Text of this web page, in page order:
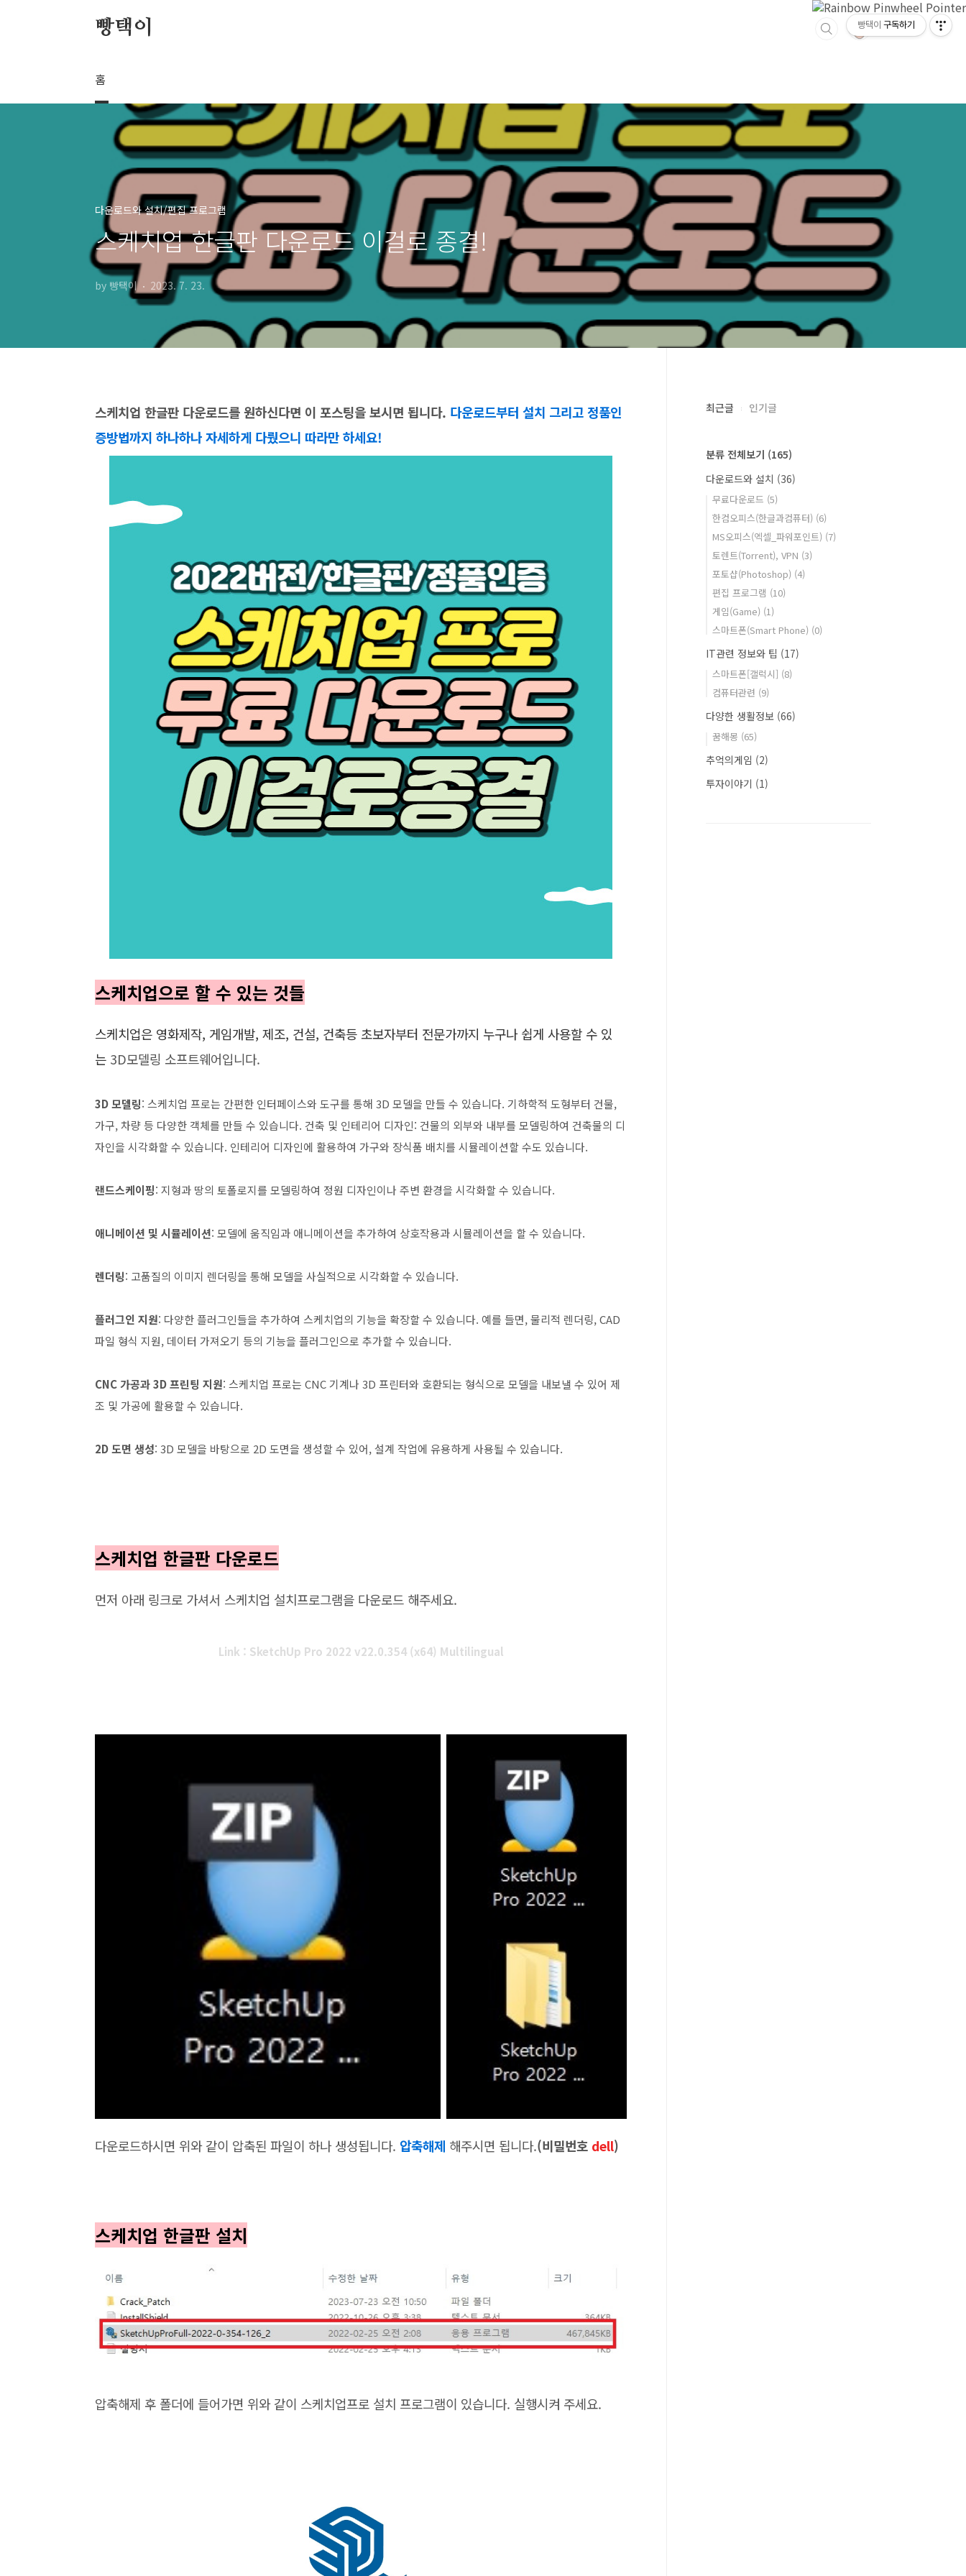
빵택이
홈
다운로드와 설치/편집 프로그램
스케치업 한글판 다운로드 이걸로 종결!
by 빵택이 2023. 7. 23.
스케치업 한글판 다운로드를 원하신다면 이 포스팅을 보시면 됩니다. 다운로드부터 설치 그리고 정품인
증방법까지 하나하나 자세하게 다뤘으니 따라만 하세요!
스케치업으로 할 수 있는 것들
스케치업은 영화제작, 게임개발, 제조, 건설, 건축등 초보자부터 전문가까지 누구나 쉽게 사용할 수 있
는 3D모델링 소프트웨어입니다.
3D 모델링: 스케치업 프로는 간편한 인터페이스와 도구를 통해 3D 모델을 만들 수 있습니다. 기하학적 도형부터 건물,
가구, 차량 등 다양한 객체를 만들 수 있습니다. 건축 및 인테리어 디자인: 건물의 외부와 내부를 모델링하여 건축물의 디
자인을 시각화할 수 있습니다. 인테리어 디자인에 활용하여 가구와 장식품 배치를 시뮬레이션할 수도 있습니다.
랜드스케이핑: 지형과 땅의 토폴로지를 모델링하여 정원 디자인이나 주변 환경을 시각화할 수 있습니다.
애니메이션 및 시뮬레이션: 모델에 움직임과 애니메이션을 추가하여 상호작용과 시뮬레이션을 할 수 있습니다.
렌더링: 고품질의 이미지 렌더링을 통해 모델을 사실적으로 시각화할 수 있습니다.
플러그인 지원: 다양한 플러그인들을 추가하여 스케치업의 기능을 확장할 수 있습니다. 예를 들면, 물리적 렌더링, CAD
파일 형식 지원, 데이터 가져오기 등의 기능을 플러그인으로 추가할 수 있습니다.
CNC 가공과 3D 프린팅 지원: 스케치업 프로는 CNC 기계나 3D 프린터와 호환되는 형식으로 모델을 내보낼 수 있어 제
조 및 가공에 활용할 수 있습니다.
2D 도면 생성: 3D 모델을 바탕으로 2D 도면을 생성할 수 있어, 설계 작업에 유용하게 사용될 수 있습니다.
스케치업 한글판 다운로드
먼저 아래 링크로 가셔서 스케치업 설치프로그램을 다운로드 해주세요.
Link : SketchUp Pro 2022 v22.0.354 (x64) Multilingual
다운로드하시면 위와 같이 압축된 파일이 하나 생성됩니다. 압축해제 해주시면 됩니다.(비밀번호 dell)
스케치업 한글판 설치
압축해제 후 폴더에 들어가면 위와 같이 스케치업프로 설치 프로그램이 있습니다. 실행시켜 주세요.
최근글 인기글
분류 전체보기 (165)
다운로드와 설치 (36)
무료다운로드 (5)
한컴오피스(한글과컴퓨터) (6)
MS오피스(엑셀_파워포인트) (7)
토렌트(Torrent), VPN (3)
포토샵(Photoshop) (4)
편집 프로그램 (10)
게임(Game) (1)
스마트폰(Smart Phone) (0)
IT관련 정보와 팁 (17)
스마트폰[갤럭시] (8)
컴퓨터관련 (9)
다양한 생활정보 (66)
꿈해몽 (65)
추억의게임 (2)
투자이야기 (1)
빵택이 구독하기